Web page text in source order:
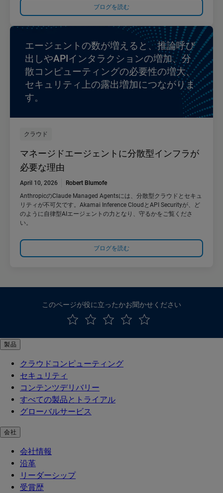
ブログを読む
エージェントの数が増えると、推論呼び
出しやAPIインタラクションの増加、分
散コンピューティングの必要性の増大、
セキュリティ上の露出増加につながりま
す。
クラウド
マネージドエージェントに分散型インフラが
必要な理由
April 10, 2026
Robert Blumofe
AnthropicのClaude Managed Agentsには、分散型クラウドとセキュ
リティが不可欠です。Akamai Inference CloudとAPI Securityが、ど
のように自律型AIエージェントの力となり、守るかをご覧くださ
い。
ブログを読む
このページが役に立ったかお聞かせください
製品
クラウドコンピューティング
セキュリティ
コンテンツデリバリー
すべての製品とトライアル
グローバルサービス
会社
会社情報
沿革
リーダーシップ
受賞歴